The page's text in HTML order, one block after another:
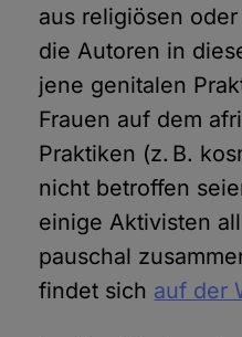
aus religiösen
die Autoren in
jene genitalen
Frauen auf dem
Praktiken (z. B.
nicht betroffen
einige Aktivisten
pauschal
findet sich auf der